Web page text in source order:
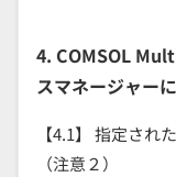
4. COMSOL
スマネージャー
【4.1】 指定され
（注意２）